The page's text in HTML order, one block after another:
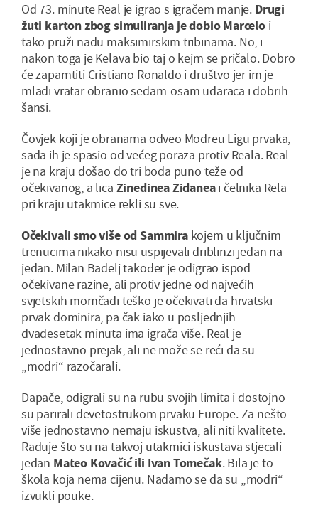
Od 73. minute Real je igrao s igračem manje. Drugi
žuti karton zbog simuliranja je dobio Marceloi
tako pruži nadu maksimirskim tribinama. No, i
nakon toga je Kelava bio taj o kejm se pričalo. Dobro
će zapamtiti Cristiano Ronaldo i društvo jer im je
mladi vratar obranio sedam-osam udaraca i dobrih
šansi.
Čovjek koji je obranama odveo Modreu Ligu prvaka,
sada ih je spasio od većeg poraza protiv Reala. Real
je na kraju došao do tri boda puno teže od
očekivanog, a lica Zinedinea Zidaneai čelnika Rela
pri kraju utakmice rekli su sve.
Očekivali smo više od Sammirakojem u ključnim
trenucima nikako nisu uspijevali driblinzi jedan na
jedan. Milan Badelj također je odigrao ispod
očekivane razine, ali protiv jedne od najvećih
svjetskih momčadi teško je očekivati da hrvatski
prvak dominira, pa čak iako u posljednjih
dvadesetak minuta ima igrača više. Real je
jednostavno prejak, ali ne može se reći da su
„modri“ razočarali.
Dapače, odigrali su na rubu svojih limita i dostojno
su parirali devetostrukom prvaku Europe. Za nešto
više jednostavno nemaju iskustva, ali niti kvalitete.
Raduje što su na takvoj utakmici iskustava stjecali
jedan Mateo Kovačić ili Ivan Tomečak. Bila je to
škola koja nema cijenu. Nadamo se da su „modri“
izvukli pouke.